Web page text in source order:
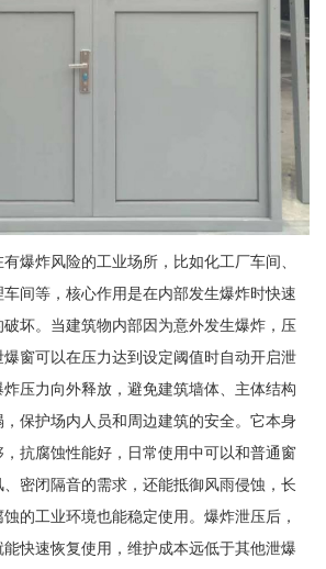
爆炸风险的工业场所，比如化工厂车间、
间等，核心作用是在内部发生爆炸时快速
坏。当建筑物内部因为意外发生爆炸，压
窗可以在压力达到设定阈值时自动开启泄
压力向外释放，避免建筑墙体、主体结构
保护场内人员和周边建筑的安全。它本身
抗腐蚀性能好，日常使用中可以和普通窗
密闭隔音的需求，还能抵御风雨侵蚀，长
的工业环境也能稳定使用。爆炸泄压后，
快速恢复使用，维护成本远低于其他泄爆